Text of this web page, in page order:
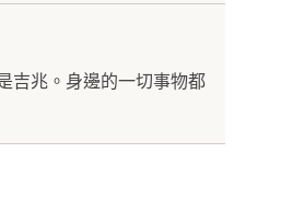
吉兆。身邊的一切事物都